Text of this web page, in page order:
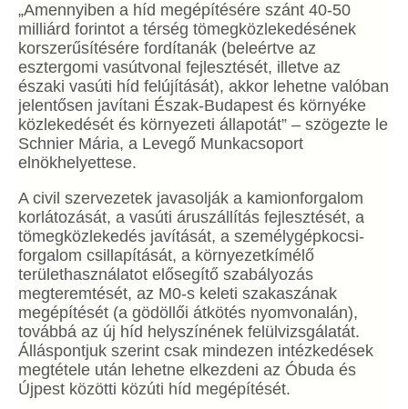
„Amennyiben a híd megépítésére szánt 40-50
milliárd forintot a térség tömegközlekedésének
korszerűsítésére fordítanák (beleértve az
esztergomi vasútvonal fejlesztését, illetve az
északi vasúti híd felújítását), akkor lehetne valóban
jelentősen javítani Észak-Budapest és környéke
közlekedését és környezeti állapotát” – szögezte le
Schnier Mária, a Levegő Munkacsoport
elnökhelyettese.
A civil szervezetek javasolják a kamionforgalom
korlátozását, a vasúti áruszállítás fejlesztését, a
tömegközlekedés javítását, a személygépkocsi-
forgalom csillapítását, a környezetkímélő
területhasználatot elősegítő szabályozás
megteremtését, az M0-s keleti szakaszának
megépítését (a gödöllői átkötés nyomvonalán),
továbbá az új híd helyszínének felülvizsgálatát.
Álláspontjuk szerint csak mindezen intézkedések
megtétele után lehetne elkezdeni az Óbuda és
Újpest közötti közúti híd megépítését.